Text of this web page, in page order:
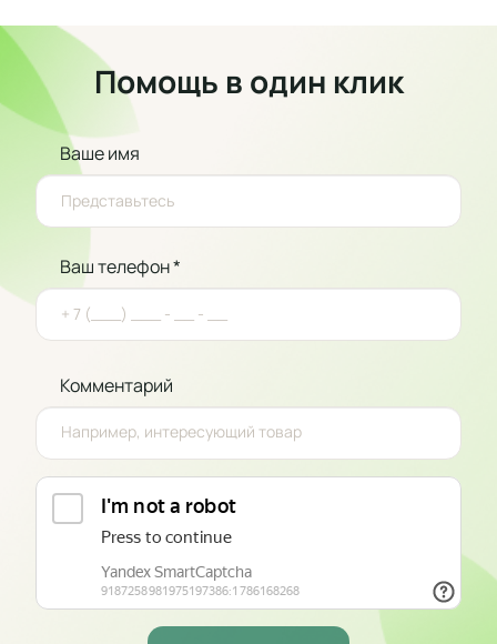
Помощь в один клик
Ваше имя
Ваш телефон *
Комментарий